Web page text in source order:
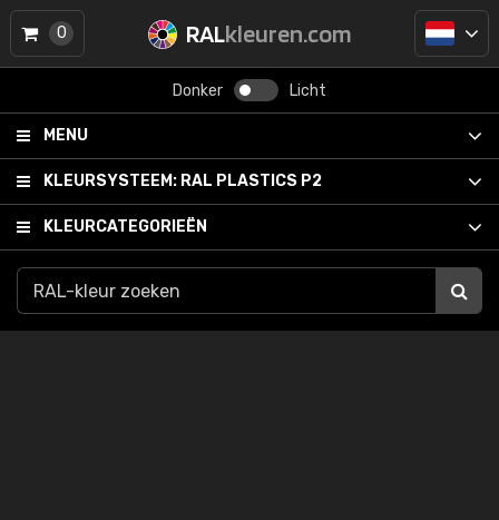
RALkleuren.com
Donker Licht
MENU
KLEURSYSTEEM: RAL PLASTICS P2
KLEURCATEGORIEËN
0